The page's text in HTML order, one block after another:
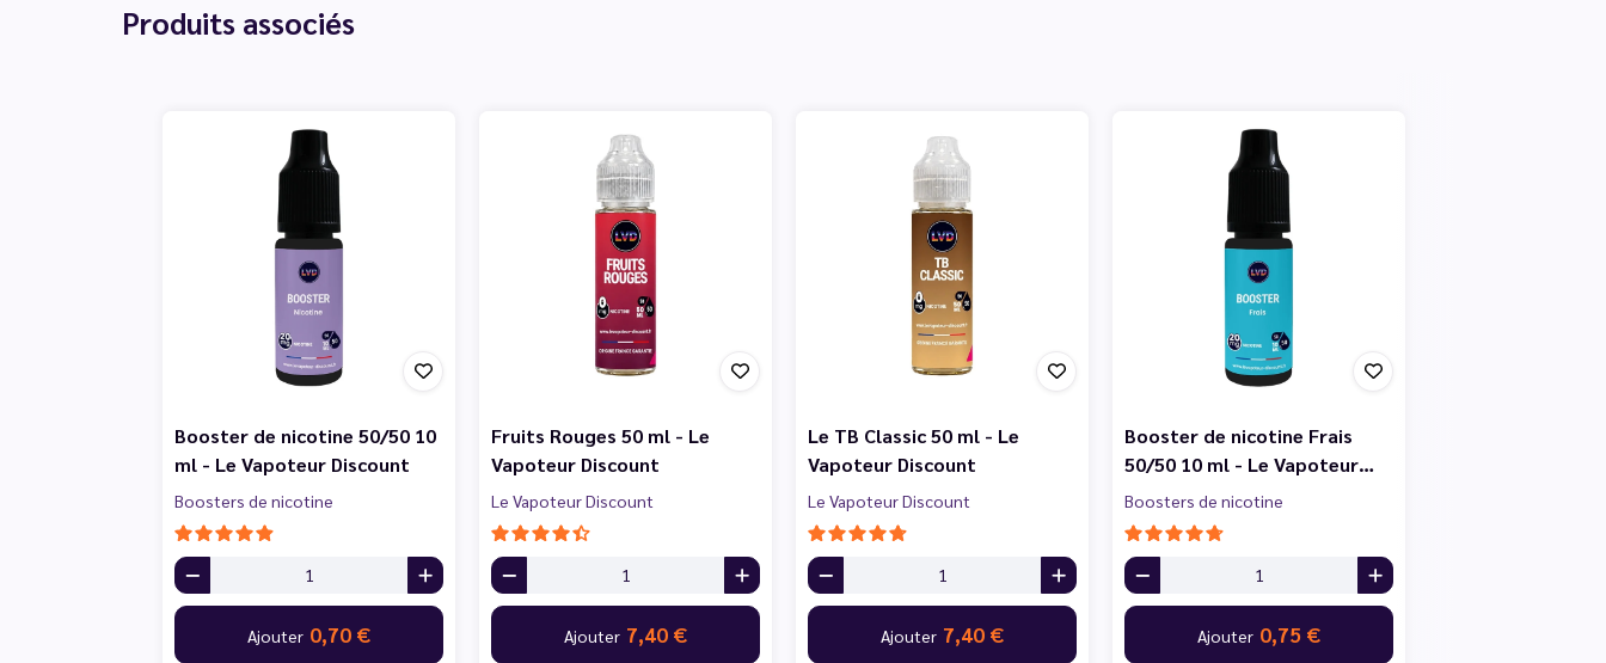
Produits associés
Booster de nicotine 50/50 10
ml - Le Vapoteur Discount
Boosters de nicotine
Ajouter 0,70 €
Fruits Rouges 50 ml - Le
Vapoteur Discount
Le Vapoteur Discount
Ajouter 7,40 €
Le TB Classic 50 ml - Le
Vapoteur Discount
Le Vapoteur Discount
Ajouter 7,40 €
Booster de nicotine Frais
50/50 10 ml - Le Vapoteur…
Boosters de nicotine
Ajouter 0,75 €